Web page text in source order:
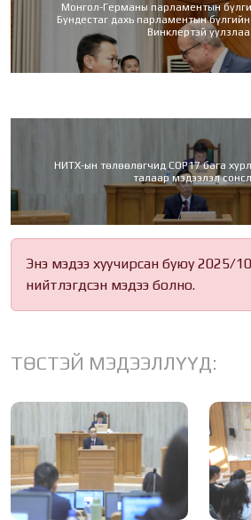
Монгол-Германы парламентын
Бундестаг дахь парламентын
Винклертэй уулзлаа
НИТХ-ын төлөөлөгчид COP17 бага
талаар мэдээлэл
Энэ мэдээ хуучирсан буюу 2025/
нийтлэгдсэн мэдээ болно.
ТӨСТЭЙ МЭДЭЭЛЛҮҮД: